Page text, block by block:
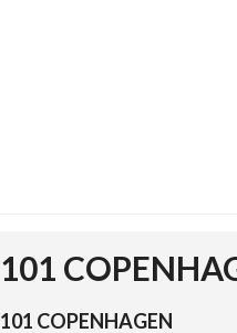
101
101 COPENHAGEN